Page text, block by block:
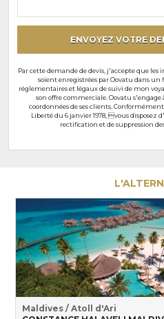
ENVOYEZ VOTRE
Par cette demande de devis, j'accepte que
soient enregistrées par Oovatu dans
réglementaires et légaux de suivi de mon
son offre commerciale. Oovatu
coordonnées de ses clients.
Liberté du 6 janvier 1978, vous disposez
rectification et de suppression
Maldives / Atoll d'Ari